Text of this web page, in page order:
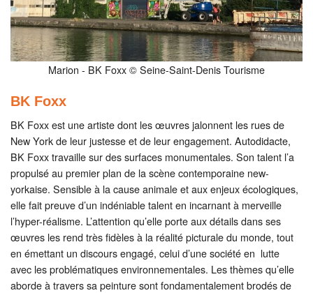
Marion - BK Foxx © Seine-Saint-Denis Tourisme
BK Foxx
BK Foxx est une artiste dont les œuvres jalonnent les rues de
New York de leur justesse et de leur engagement. Autodidacte,
BK Foxx travaille sur des surfaces monumentales. Son talent l’a
propulsé au premier plan de la scène contemporaine new-
yorkaise. Sensible à la cause animale et aux enjeux écologiques,
elle fait preuve d’un indéniable talent en incarnant à merveille
l’hyper-réalisme. L’attention qu’elle porte aux détails dans ses
œuvres les rend très fidèles à la réalité picturale du monde, tout
en émettant un discours engagé, celui d’une société en lutte
avec les problématiques environnementales. Les thèmes qu’elle
aborde à travers sa peinture sont fondamentalement brodés de